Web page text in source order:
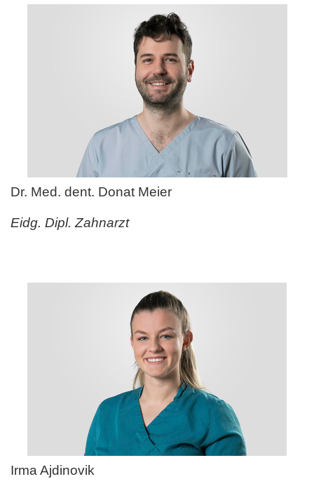
Dr. Med. dent. Donat Meier
Eidg. Dipl. Zahnarzt
Irma Ajdinovik